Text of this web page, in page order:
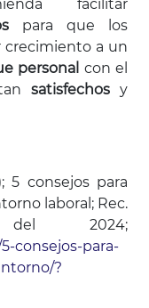
facilitar
para que los
crecimiento a un
personal con el
satisfechos y
5 consejos para
laboral; Rec.
2024;
consejos-para-
?